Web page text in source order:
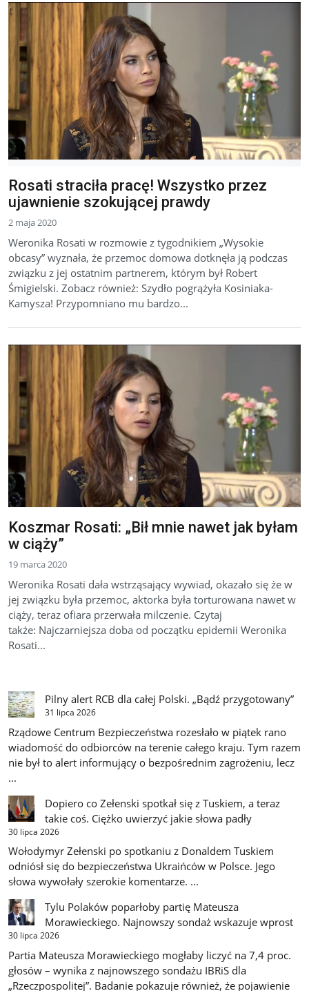
Rosati straciła pracę! Wszystko przez
ujawnienie szokującej prawdy
2 maja 2020
Weronika Rosati w rozmowie z tygodnikiem „Wysokie
obcasy” wyznała, że przemoc domowa dotknęła ją podczas
związku z jej ostatnim partnerem, którym był Robert
Śmigielski. Zobacz również: Szydło pogrążyła Kosiniaka-
Kamysza! Przypomniano mu bardzo...
Koszmar Rosati: „Bił mnie nawet jak byłam
w ciąży”
19 marca 2020
Weronika Rosati dała wstrząsający wywiad, okazało się że w
jej związku była przemoc, aktorka była torturowana nawet w
ciąży, teraz ofiara przerwała milczenie. Czytaj
także: Najczarniejsza doba od początku epidemii Weronika
Rosati...
Pilny alert RCB dla całej Polski. „Bądź przygotowany”
31 lipca 2026
Rządowe Centrum Bezpieczeństwa rozesłało w piątek rano
wiadomość do odbiorców na terenie całego kraju. Tym razem
nie był to alert informujący o bezpośrednim zagrożeniu, lecz
...
Dopiero co Zełenski spotkał się z Tuskiem, a teraz
takie coś. Ciężko uwierzyć jakie słowa padły
30 lipca 2026
Wołodymyr Zełenski po spotkaniu z Donaldem Tuskiem
odniósł się do bezpieczeństwa Ukraińców w Polsce. Jego
słowa wywołały szerokie komentarze. ...
Tylu Polaków poparłoby partię Mateusza
Morawieckiego. Najnowszy sondaż wskazuje wprost
30 lipca 2026
Partia Mateusza Morawieckiego mogłaby liczyć na 7,4 proc.
głosów – wynika z najnowszego sondażu IBRiS dla
„Rzeczpospolitej”. Badanie pokazuje również, że pojawienie